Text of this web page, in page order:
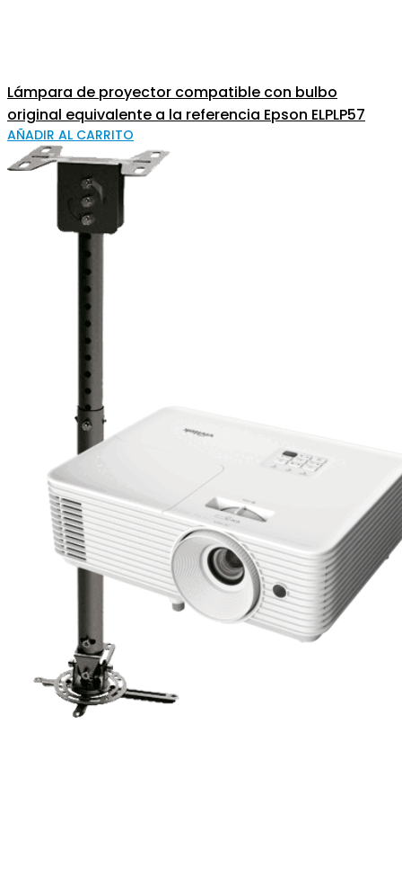
Lámpara de proyector compatible con bulbo
original equivalente a la referencia Epson ELPLP57
AÑADIR AL CARRITO